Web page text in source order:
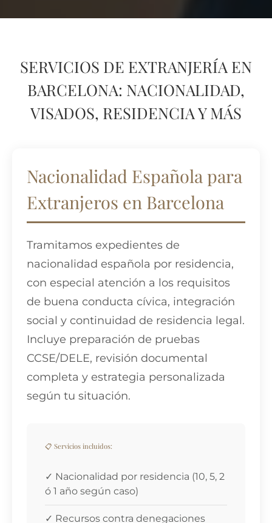
SERVICIOS DE EXTRANJERÍA EN
BARCELONA: NACIONALIDAD,
VISADOS, RESIDENCIA Y MÁS
Nacionalidad Española para
Extranjeros en Barcelona
Tramitamos expedientes de
nacionalidad española por residencia,
con especial atención a los requisitos
de buena conducta cívica, integración
social y continuidad de residencia legal.
Incluye preparación de pruebas
CCSE/DELE, revisión documental
completa y estrategia personalizada
según tu situación.
📋 Servicios incluidos:
✓ Nacionalidad por residencia (10, 5, 2
ó 1 año según caso)
✓ Recursos contra denegaciones
Más de 30 años acompañando a personas en sus procesos
migratorios. Tu tranquilidad es nuestra prioridad.
Despacho dirigido por Gemma Reinón Tardaguila (ICAB 19731)
Dónde Estamos
08036 Barcelona
Horarios de Atención